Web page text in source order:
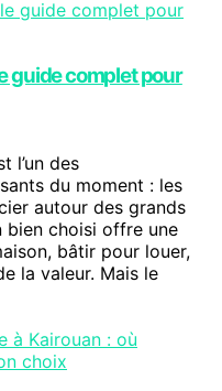
guide complet pour
l’un des
du moment : les
autour des grands
bien choisi offre une
bâtir pour louer,
la valeur. Mais le